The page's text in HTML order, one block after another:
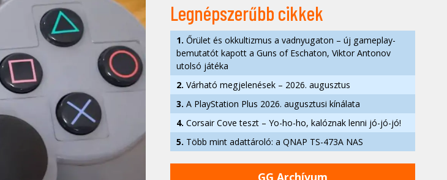
Legnépszerűbb cikkek
1. Őrület és okkultizmus a vadnyugaton – új gameplay-
bemutatót kapott a Guns of Eschaton, Viktor Antonov
utolsó játéka
2. Várható megjelenések – 2026. augusztus
3. A PlayStation Plus 2026. augusztusi kínálata
4. Corsair Cove teszt – Yo-ho-ho, kalóznak lenni jó-jó-jó!
5. Több mint adattároló: a QNAP TS-473A NAS
GG Archívum